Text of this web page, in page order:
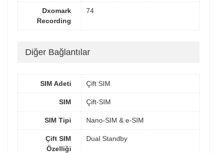
Dxomark
Recording
74
Diğer Bağlantılar
SIM Adeti Çift SIM
SIM Çift-SIM
SIM Tipi Nano-SIM & e-SIM
Çift SIM
Özelliği
Dual Standby